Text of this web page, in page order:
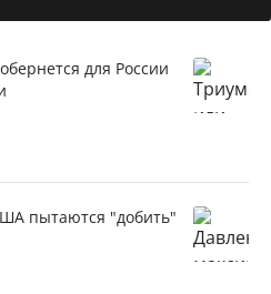
для России
пытаются "добить"